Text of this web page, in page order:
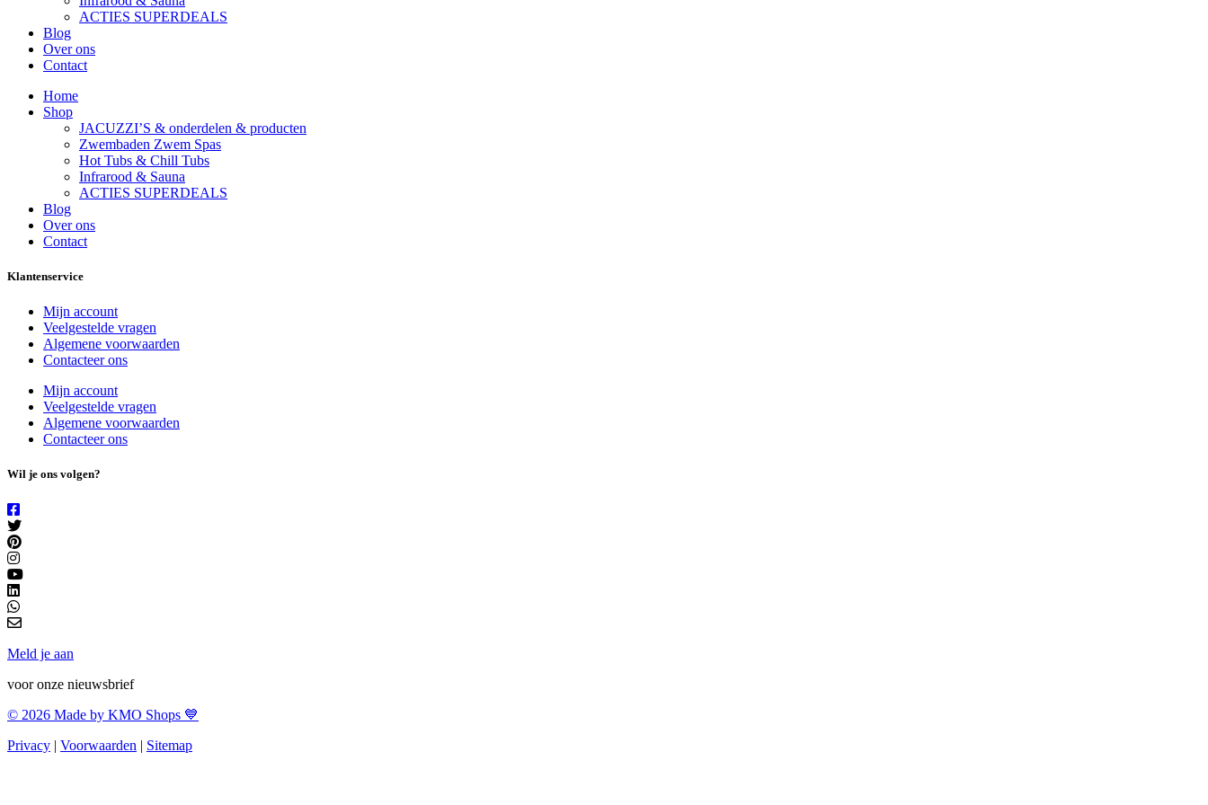
ACTIES SUPERDEALS
Blog
Over ons
Contact
Home
Shop
JACUZZI’S & onderdelen & producten
Zwembaden Zwem Spas
Hot Tubs & Chill Tubs
Infrarood & Sauna
ACTIES SUPERDEALS
Blog
Over ons
Contact
Klantenservice
Mijn account
Veelgestelde vragen
Algemene voorwaarden
Contacteer ons
Mijn account
Veelgestelde vragen
Algemene voorwaarden
Contacteer ons
Wil je ons volgen?
Meld je aan
voor onze nieuwsbrief
© 2026 Made by KMO Shops 💙
Privacy | Voorwaarden | Sitemap